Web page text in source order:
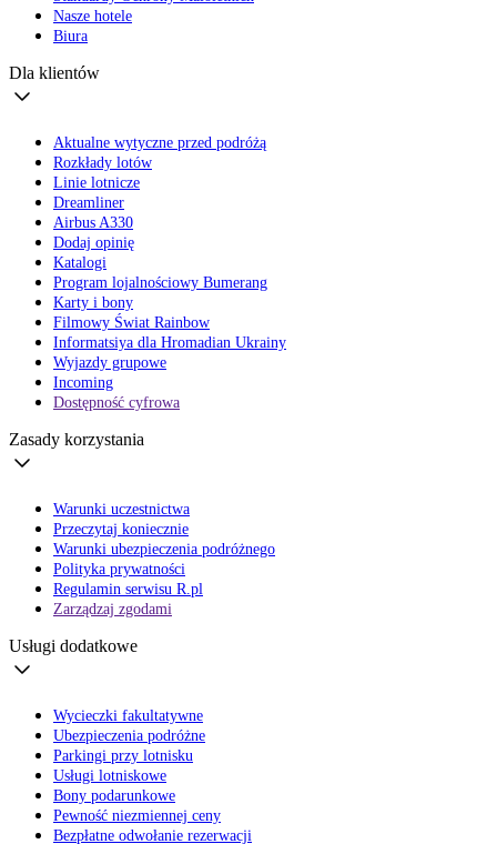
Nasze hotele
Biura
Dla klientów
Aktualne wytyczne przed podróżą
Rozkłady lotów
Linie lotnicze
Dreamliner
Airbus A330
Dodaj opinię
Katalogi
Program lojalnościowy Bumerang
Karty i bony
Filmowy Świat Rainbow
Informatsiya dla Hromadian Ukrainy
Wyjazdy grupowe
Incoming
Dostępność cyfrowa
Zasady korzystania
Warunki uczestnictwa
Przeczytaj koniecznie
Warunki ubezpieczenia podróżnego
Polityka prywatności
Regulamin serwisu R.pl
Zarządzaj zgodami
Usługi dodatkowe
Wycieczki fakultatywne
Ubezpieczenia podróżne
Parkingi przy lotnisku
Usługi lotniskowe
Bony podarunkowe
Pewność niezmiennej ceny
Bezpłatne odwołanie rezerwacji